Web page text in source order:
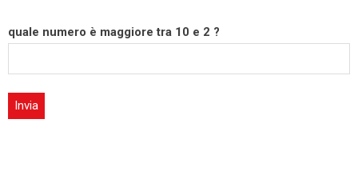
quale numero è maggiore tra 10 e 2 ?